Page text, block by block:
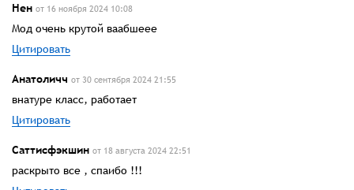
Нен от 16 ноября 2024 10:08
Мод очень крутой ваабшеее
Цитировать
Анатоличч от 30 сентября 2024 21:55
внатуре класс, работает
Цитировать
Саттисфэкшин от 18 августа 2024 22:51
раскрыто все , спаибо !!!